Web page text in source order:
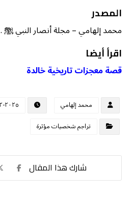
المصدر
محمد إلهامي – مجلة أنصار النبي ﷺ .
اقرأ أيضا
قصة معجزات تاريخية خالدة
محمد إلهامي
٢٠٢٥-١٢-٢٥
تراجم شخصيات مؤثرة